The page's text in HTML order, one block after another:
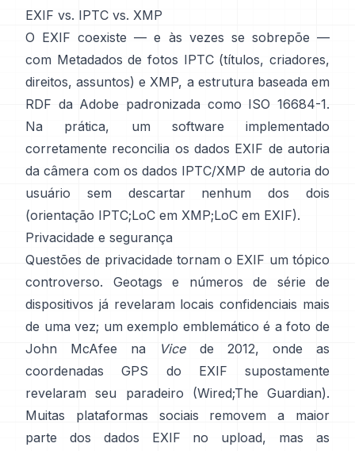
EXIF vs. IPTC vs. XMP
O EXIF coexiste — e às vezes se sobrepõe —
com Metadados de fotos IPTC(títulos, criadores,
direitos, assuntos) eXMP, a estrutura baseada em
RDF da Adobe padronizada como ISO 16684-1.
Na prática, um software implementado
corretamente reconcilia os dados EXIF de autoria
da câmera com os dados IPTC/XMP de autoria do
usuário sem descartar nenhum dos dois
(orientação IPTC;LoC em XMP;LoC em EXIF).
Privacidade e segurança
Questões de privacidade tornam o EXIF um tópico
controverso. Geotags e números de série de
dispositivos já revelaram locais confidenciais mais
de uma vez; um exemplo emblemático é a foto de
John McAfee na
Vicede 2012, onde as
coordenadas GPS do EXIF supostamente
revelaram seu paradeiro (Wired;The Guardian).
Muitas plataformas sociais removem a maior
parte dos dados EXIF no upload, mas as